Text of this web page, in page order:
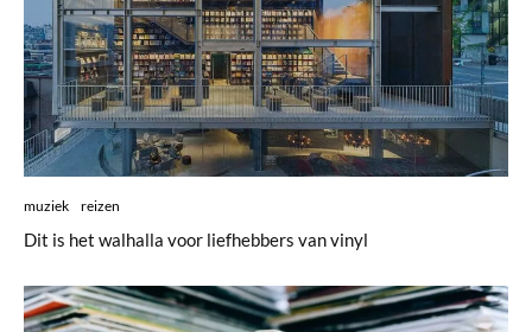
muziek reizen
Dit is het walhalla voor liefhebbers van vinyl